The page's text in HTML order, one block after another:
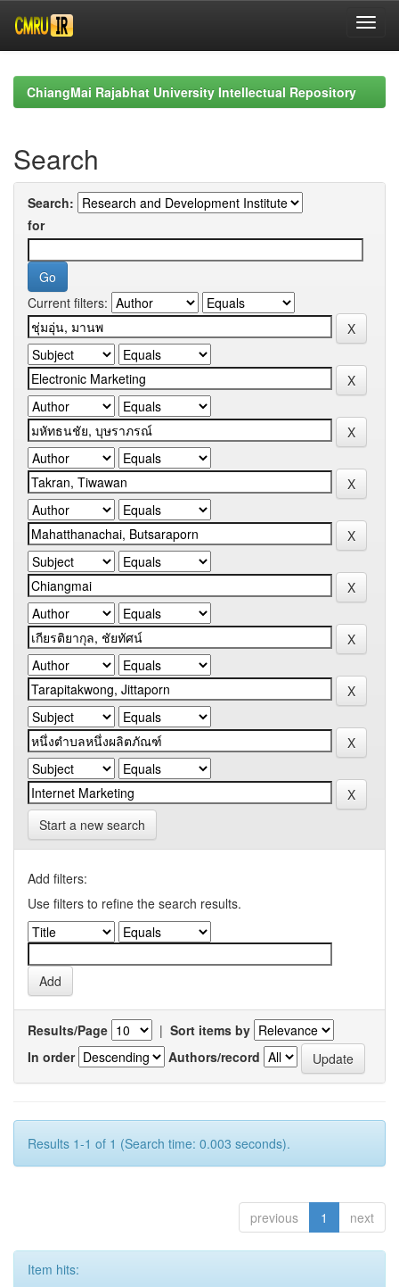
navigationChiangMai Rajabhat University Intellectual Repository
Search
Search:
for
Current filters:
Start a new search
Add filters:
Use filters to refine the search results.
Results/Page | Sort items by
In order
Authors/record
Results 1-1 of 1 (Search time: 0.003 seconds).
previous 1 next
Item hits: